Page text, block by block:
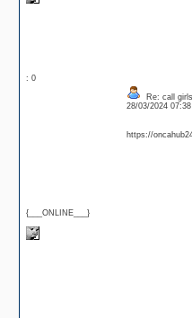
: 0
{___ONLINE___}
Re: call girls
28/03/2024
https://